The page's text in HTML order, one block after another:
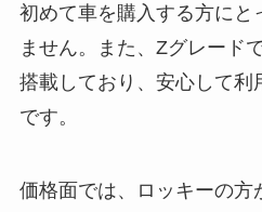
初めて車を購入する方にと
ません。また、Zグレード
搭載しており、安心して利
です。
価格面では、ロッキーの方